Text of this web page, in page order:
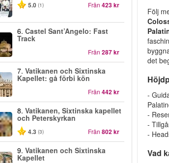
5.0 (1) Från 423 kr
6. Castel Sant’Angelo: Fast
Track
Från 287 kr
7. Vatikanen och Sixtinska
Kapellet: gå förbi kön
Från 442 kr
8. Vatikanen, Sixtinska kapellet
och Peterskyrkan
4.3 (3) Från 802 kr
9. Vatikanen och Sixtinska
Kapellet
Följ
det
-
-
-
-
Vad